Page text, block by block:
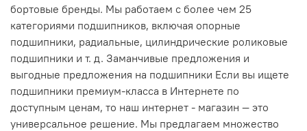
бортовые бренды. Мы работаем с более чем 25
категориями подшипников, включая опорные
подшипники, радиальные, цилиндрические роликовые
подшипники и т. д. Заманчивые предложения и
выгодные предложения на подшипники Если вы ищете
подшипники премиум-класса в Интернете по
доступным ценам, то наш интернет - магазин — это
универсальное решение. Мы предлагаем множество